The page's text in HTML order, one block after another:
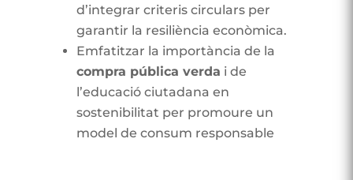
d’integrar criteris circulars per
garantir la resiliència econòmica.
Emfatitzar la importància de la
compra pública verda i de
l’educació ciutadana en
sostenibilitat per promoure un
model de consum responsable​